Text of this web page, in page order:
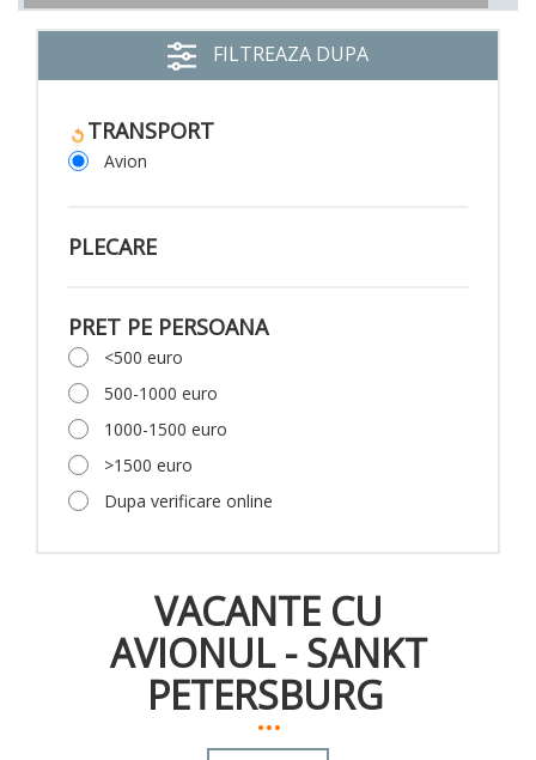
FILTREAZA DUPA
TRANSPORT
Avion
PLECARE
PRET PE PERSOANA
<500 euro
500-1000 euro
1000-1500 euro
>1500 euro
Dupa verificare online
VACANTE CU
AVIONUL - SANKT
PETERSBURG
...